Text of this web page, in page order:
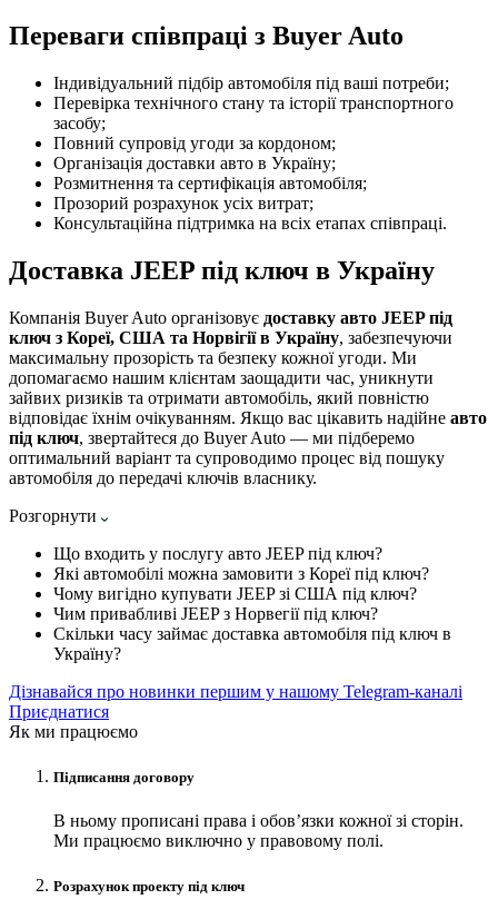
Переваги співпраці з Buyer Auto
Індивідуальний підбір автомобіля під ваші потреби;
Перевірка технічного стану та історії транспортного
засобу;
Повний супровід угоди за кордоном;
Організація доставки авто в Україну;
Розмитнення та сертифікація автомобіля;
Прозорий розрахунок усіх витрат;
Консультаційна підтримка на всіх етапах співпраці.
Доставка JEEP під ключ в Україну
Компанія Buyer Auto організовує доставку авто JEEP під
ключ з Кореї, США та Норвігії в Україну, забезпечуючи
максимальну прозорість та безпеку кожної угоди. Ми
допомагаємо нашим клієнтам заощадити час, уникнути
зайвих ризиків та отримати автомобіль, який повністю
відповідає їхнім очікуванням. Якщо вас цікавить надійне авто
під ключ, звертайтеся до Buyer Auto — ми підберемо
оптимальний варіант та супроводимо процес від пошуку
автомобіля до передачі ключів власнику.
Розгорнути
Що входить у послугу авто JEEP під ключ?
Які автомобілі можна замовити з Кореї під ключ?
Чому вигідно купувати JEEP зі США під ключ?
Чим привабливі JEEP з Норвегії під ключ?
Скільки часу займає доставка автомобіля під ключ в
Україну?
Дізнавайся про новинки першим у нашому Telegram-каналі
Приєднатися
Як ми працюємо
Підписання договору
В ньому прописані права і обов’язки кожної зі сторін.
Ми працюємо виключно у правовому полі.
Розрахунок проекту під ключ